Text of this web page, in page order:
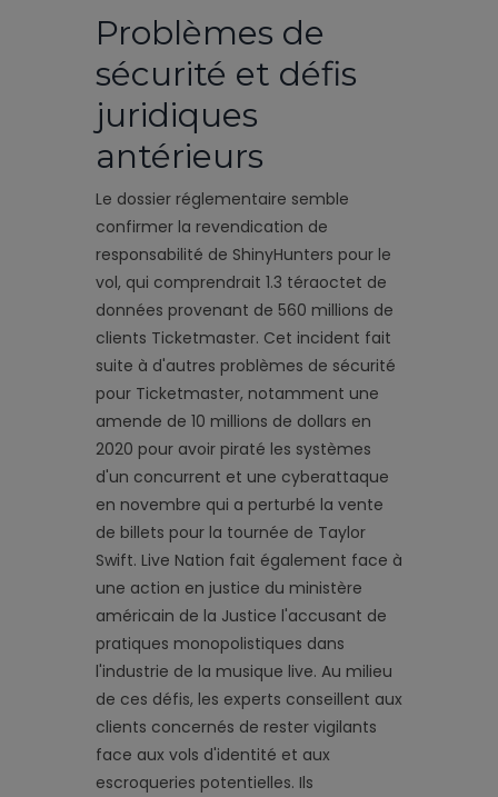
Problèmes de
sécurité et défis
juridiques
antérieurs
Le dossier réglementaire semble
confirmer la revendication de
responsabilité de ShinyHunters pour le
vol, qui comprendrait 1.3 téraoctet de
données provenant de 560 millions de
clients Ticketmaster. Cet incident fait
suite à d'autres problèmes de sécurité
pour Ticketmaster, notamment une
amende de 10 millions de dollars en
2020 pour avoir piraté les systèmes
d'un concurrent et une cyberattaque
en novembre qui a perturbé la vente
de billets pour la tournée de Taylor
Swift. Live Nation fait également face à
une action en justice du ministère
américain de la Justice l'accusant de
pratiques monopolistiques dans
l'industrie de la musique live. Au milieu
de ces défis, les experts conseillent aux
clients concernés de rester vigilants
face aux vols d'identité et aux
escroqueries potentielles. Ils